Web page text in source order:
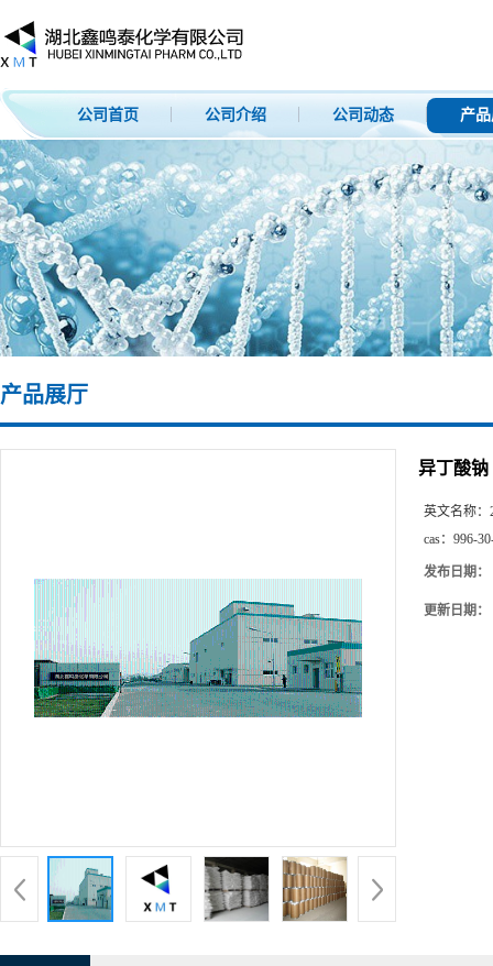
公司首页 公司介绍 公司动态 产
产品展厅
异丁酸钠
英文名称：
cas： 996-
发布日期：
更新日期：